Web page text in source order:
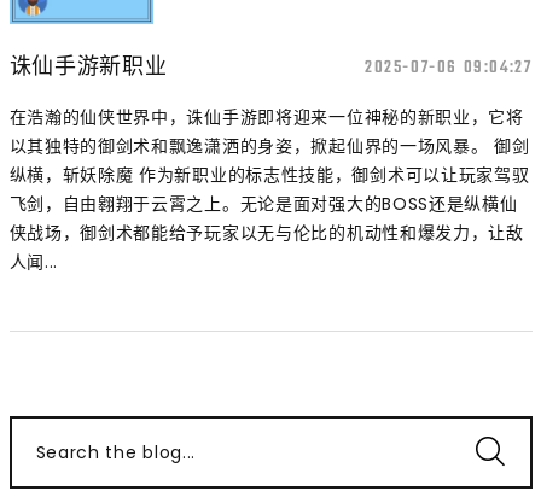
诛仙手游新职业 2025-07-06 09:04:27
在浩瀚的仙侠世界中，诛仙手游即将迎来一位神秘的新职业，它将
以其独特的御剑术和飘逸潇洒的身姿，掀起仙界的一场风暴。 御剑
纵横，斩妖除魔 作为新职业的标志性技能，御剑术可以让玩家驾驭
飞剑，自由翱翔于云霄之上。无论是面对强大的BOSS还是纵横仙
侠战场，御剑术都能给予玩家以无与伦比的机动性和爆发力，让敌
人闻...
Search the blog...